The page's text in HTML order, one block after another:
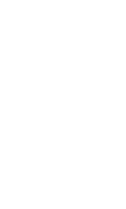
円
ける看護